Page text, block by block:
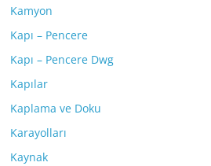
Kamyon
Kapı – Pencere
Kapı – Pencere Dwg
Kapılar
Kaplama ve Doku
Karayolları
Kaynak